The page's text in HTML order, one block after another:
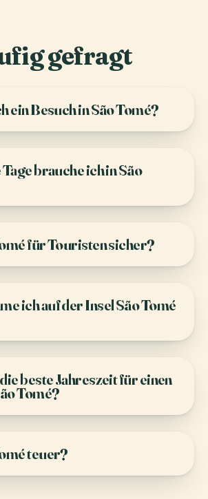
gefragt
ein Besuch in São Tomé?
brauche ich in São
für Touristen sicher?
ich auf der Insel São Tomé
beste Jahreszeit für einen
Tomé?
teuer?